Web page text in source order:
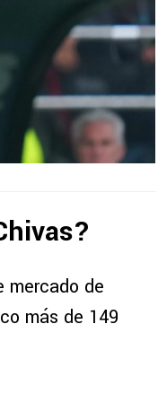
mercado de
más de 149